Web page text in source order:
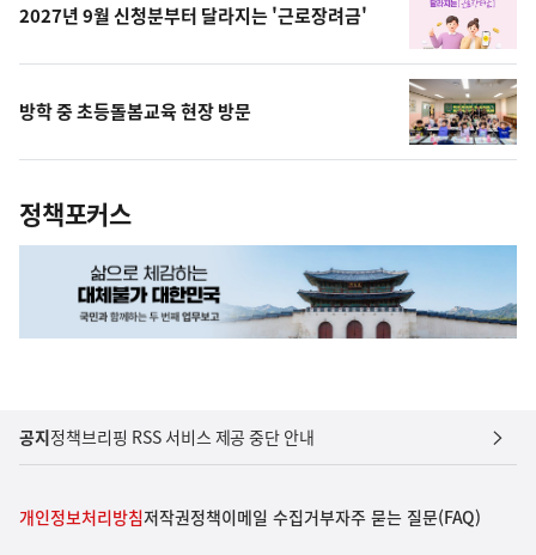
2027년 9월 신청분부터 달라지는 '근로장려금'
방학 중 초등돌봄교육 현장 방문
정책포커스
공지정책브리핑 RSS 서비스 제공 중단 안내
개인정보처리방침저작권정책이메일 수집거부자주 묻는 질문(FAQ)